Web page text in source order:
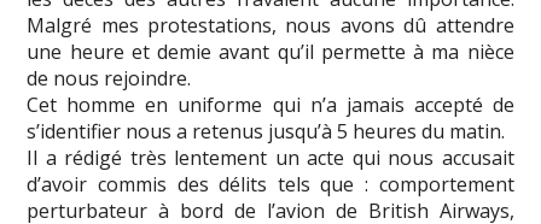
Malgré mes protestations, nous avons dû attendre
une heure et demie avant qu’il permette à ma nièce
de nous rejoindre.
Cet homme en uniforme qui n’a jamais accepté de
s’identifier nous a retenus jusqu’à 5 heures du matin.
Il a rédigé très lentement un acte qui nous accusait
d’avoir commis des délits tels que : comportement
perturbateur à bord de l’avion de British Airways,